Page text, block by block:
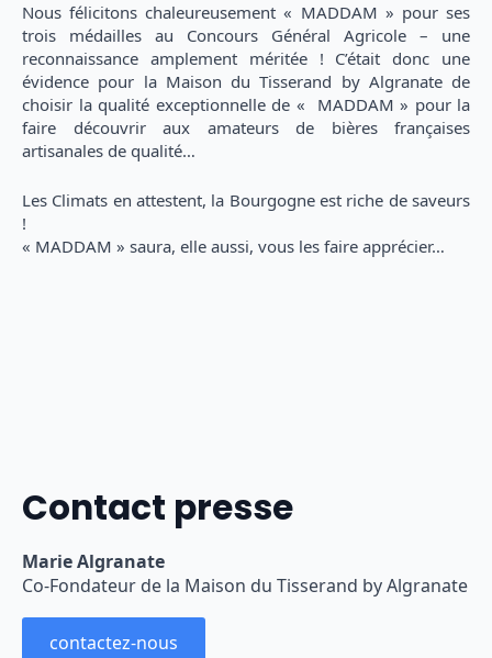
Nous félicitons chaleureusement « MADDAM » pour ses
trois médailles au Concours Général Agricole – une
reconnaissance amplement méritée ! C’était donc une
évidence pour la Maison du Tisserand by Algranate de
choisir la qualité exceptionnelle de « MADDAM » pour la
faire découvrir aux amateurs de bières françaises
artisanales de qualité…
Les Climats en attestent, la Bourgogne est riche de saveurs
!
« MADDAM » saura, elle aussi, vous les faire apprécier…
Contact presse
Marie Algranate
Co-Fondateur de la Maison du Tisserand by Algranate
contactez-nous